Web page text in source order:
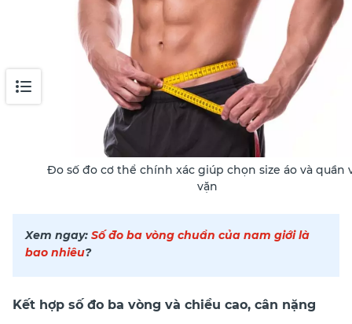
Đo số đo cơ thể chính xác giúp chọn size áo và quần
vặn
Xem ngay: Số đo ba vòng chuẩn của nam giới là
bao nhiêu?
Kết hợp số đo ba vòng và chiều cao, cân nặng